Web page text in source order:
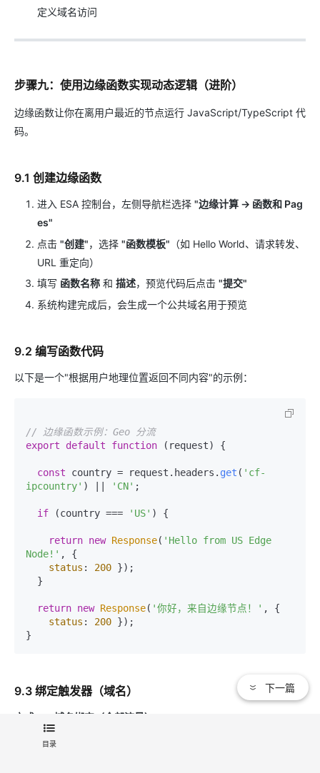
定义域名访问
步骤九：使用边缘函数实现动态逻辑（进阶）
边缘函数让你在离用户最近的节点运行 JavaScript/TypeScript 代
码。
9.1 创建边缘函数
进入 ESA 控制台，左侧导航栏选择 "边缘计算 → 函数和 Pag
es"
点击 "创建"，选择 "函数模板" （如 Hello World、请求转发、
URL 重定向）
填写 函数名称 和 描述，预览代码后点击 "提交"
系统构建完成后，会生成一个公共域名用于预览
9.2 编写函数代码
以下是一个"根据用户地理位置返回不同内容"的示例：
// 边缘函数示例：Geo 分流
export
default function ( request) {
const country = request. headers . get ( 'cf-
ipcountry' ) || 'CN' ;
if (country === 'US' ) {
return new Response( 'Hello from US Edge
Node!' , {
status : 200 });
return new Response( '你好，来自边缘节点！' , {
status : 200 });
9.3 绑定触发器（域名）
方式一：域名绑定（全部流量）
在函数详情页，切换至
目录
下一篇